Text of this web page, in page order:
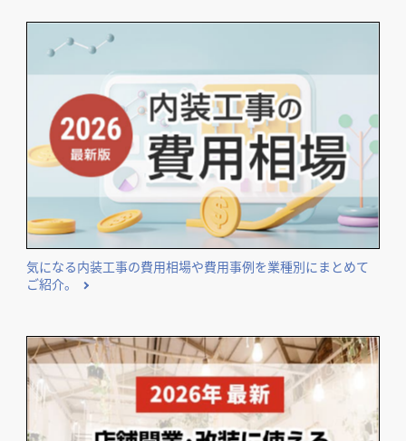
気になる内装工事の費用相場や費用事例を業種別にまとめて
ご紹介。